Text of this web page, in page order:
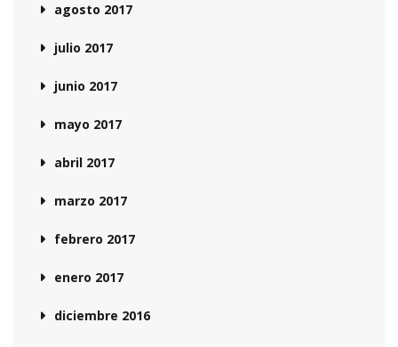
agosto 2017
julio 2017
junio 2017
mayo 2017
abril 2017
marzo 2017
febrero 2017
enero 2017
diciembre 2016